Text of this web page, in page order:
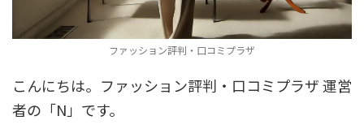
ファッション評判・口コミプラザ
こんにちは。ファッション評判・口コミプラザ 運営
者の「N」です。